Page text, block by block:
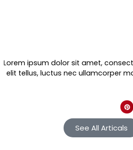
Lorem ipsum dolor sit amet,
elit tellus, luctus nec ullamcorper
See All Articals